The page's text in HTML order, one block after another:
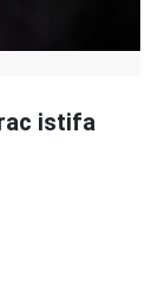
istifa